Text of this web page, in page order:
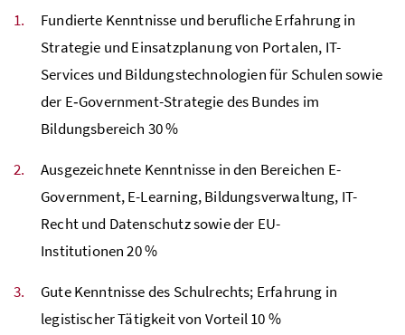
Fundierte Kenntnisse und berufliche Erfahrung in
Strategie und Einsatzplanung von Portalen, IT-
Services und Bildungstechnologien für Schulen sowie
der E‑Government-Strategie des Bundes im
Bildungsbereich 30%
Ausgezeichnete Kenntnisse in den Bereichen E-
Government, E-Learning, Bildungsverwaltung, IT-
Recht und Datenschutz sowie der EU-
Institutionen 20%
Gute Kenntnisse des Schulrechts; Erfahrung in
legistischer Tätigkeit von Vorteil 10%